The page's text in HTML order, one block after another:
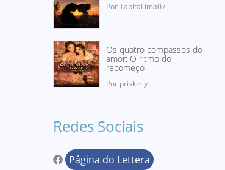
Por TabitaLima07
Os quatro compassos do
amor: O ritmo do
recomeço
Por priskelly
Redes Sociais
Página do Lettera